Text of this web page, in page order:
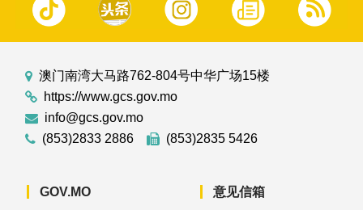
澳门南湾大马路762-804号中华广场15楼
https://www.gcs.gov.mo
info@gcs.gov.mo
(853)2833 2886
(853)2835 5426
GOV.MO 意见信箱